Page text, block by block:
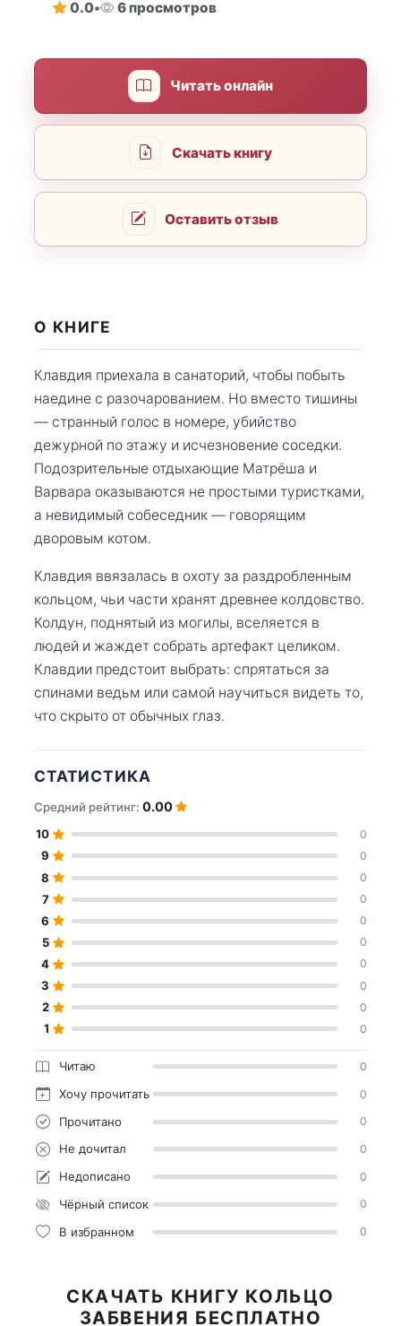
0.0• 6 просмотров
Читать онлайн
Скачать книгу
Оставить отзыв
О КНИГЕ
Клавдия приехала в санаторий, чтобы побыть
наедине с разочарованием. Но вместо тишины
— странный голос в номере, убийство
дежурной по этажу и исчезновение соседки.
Подозрительные отдыхающие Матрёша и
Варвара оказываются не простыми туристками,
а невидимый собеседник — говорящим
дворовым котом.
Клавдия ввязалась в охоту за раздробленным
кольцом, чьи части хранят древнее колдовство.
Колдун, поднятый из могилы, вселяется в
людей и жаждет собрать артефакт целиком.
Клавдии предстоит выбрать: спрятаться за
спинами ведьм или самой научиться видеть то,
что скрыто от обычных глаз.
СТАТИСТИКА
Средний рейтинг: 0.00
10 0
9 0
8 0
7 0
6 0
5 0
4 0
3 0
2 0
1 0
Читаю 0
Хочу прочитать 0
Прочитано 0
Не дочитал 0
Недописано 0
Чёрный список 0
В избранном 0
СКАЧАТЬ КНИГУ КОЛЬЦО
ЗАБВЕНИЯ БЕСПЛАТНО